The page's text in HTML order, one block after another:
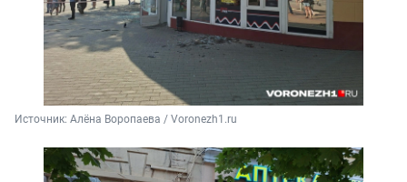
Источник: Алёна Воропаева / Voronezh1.ru